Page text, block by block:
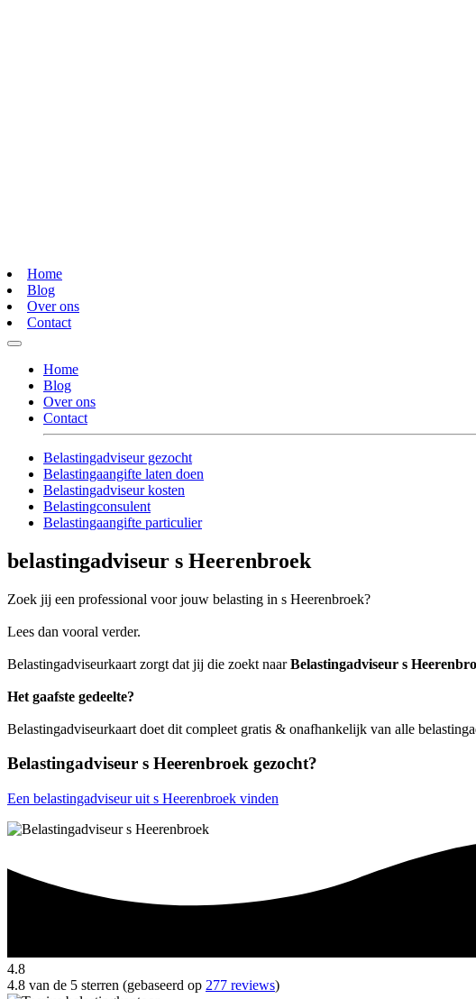
Home
Blog
Over ons
Contact
Home
Blog
Over ons
Contact
Belastingadviseur gezocht
Belastingaangifte laten doen
Belastingadviseur kosten
Belastingconsulent
Belastingaangifte particulier
belastingadviseur s Heerenbroek
Zoek jij een professional voor jouw belasting in s Heerenbroek?
Lees dan vooral verder.
Belastingadviseurkaart zorgt dat jij die zoekt naarBelastingadviseur s
Het gaafste gedeelte?
Belastingadviseurkaart doet dit compleet gratis & onafhankelijk van alle
Belastingadviseur s Heerenbroek gezocht?
Een belastingadviseur uit s Heerenbroek vinden
4.8
4.8 van de 5 sterren (gebaseerd op 277 reviews)